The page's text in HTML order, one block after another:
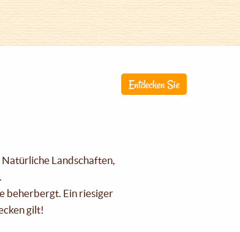
Entdecken Sie
Landschaften,
beherbergt. Ein riesiger
gilt!